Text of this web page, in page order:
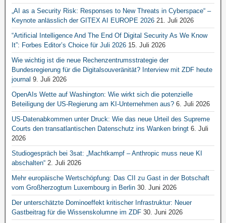
„AI as a Security Risk: Responses to New Threats in Cyberspace“ –
Keynote anlässlich der GITEX AI EUROPE 2026 21. Juli 2026
“Artificial Intelligence And The End Of Digital Security As We Know
It”: Forbes Editor’s Choice für Juli 2026 15. Juli 2026
Wie wichtig ist die neue Rechenzentrumsstrategie der
Bundesregierung für die Digitalsouveränität? Interview mit ZDF heute
journal 9. Juli 2026
OpenAIs Wette auf Washington: Wie wirkt sich die potenzielle
Beteiligung der US-Regierung am KI-Unternehmen aus? 6. Juli 2026
US-Datenabkommen unter Druck: Wie das neue Urteil des Supreme
Courts den transatlantischen Datenschutz ins Wanken bringt 6. Juli
2026
Studiogespräch bei 3sat: „Machtkampf – Anthropic muss neue KI
abschalten“ 2. Juli 2026
Mehr europäische Wertschöpfung: Das CII zu Gast in der Botschaft
vom Großherzogtum Luxembourg in Berlin 30. Juni 2026
Der unterschätzte Dominoeffekt kritischer Infrastruktur: Neuer
Gastbeitrag für die Wissenskolumne im ZDF 30. Juni 2026